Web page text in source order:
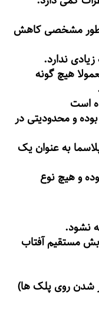
طور مشخصی کاهش
ندارد.
هیچ گونه
است
و محدودیتی در
به عنوان یک
و هیچ نوع
مستقیم آفتاب
شدن روی پلک ها)